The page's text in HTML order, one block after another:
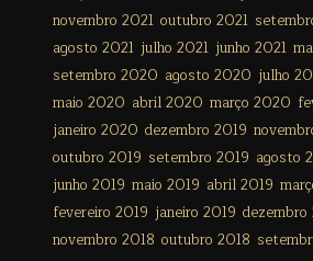
novembro 2021 outubro 2021
agosto 2021 julho 2021 junho 2021
setembro 2020 agosto 2020 julho
maio 2020 abril 2020 março 2020
janeiro 2020 dezembro 2019
outubro 2019 setembro 2019 agosto
junho 2019 maio 2019 abril 2019
fevereiro 2019 janeiro 2019 dezembro
novembro 2018 outubro 2018